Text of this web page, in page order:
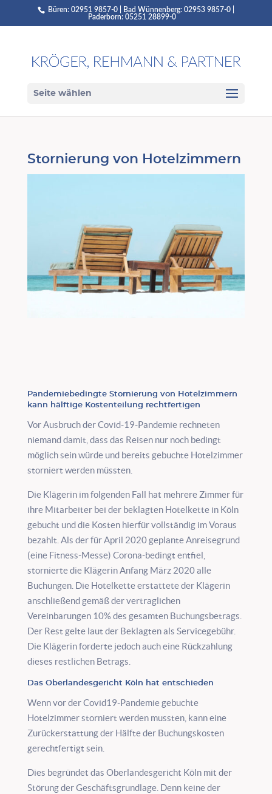
Büren: 02951 9857-0 | Bad Wünnenberg: 02953 9857-0 |
Paderborn: 05251 28899-0
Seite wählen
Stornierung von Hotelzimmern
Pandemiebedingte Stornierung von Hotelzimmern
kann hälftige Kostenteilung rechtfertigen
Vor Ausbruch der Covid-19-Pandemie rechneten
niemand damit, dass das Reisen nur noch bedingt
möglich sein würde und bereits gebuchte Hotelzimmer
storniert werden müssten.
Die Klägerin im folgenden Fall hat mehrere Zimmer für
ihre Mitarbeiter bei der beklagten Hotelkette in Köln
gebucht und die Kosten hierfür vollständig im Voraus
bezahlt. Als der für April 2020 geplante Anreisegrund
(eine Fitness-Messe) Corona-bedingt entfiel,
stornierte die Klägerin Anfang März 2020 alle
Buchungen. Die Hotelkette erstattete der Klägerin
anschließend gemäß der vertraglichen
Vereinbarungen 10% des gesamten Buchungsbetrags.
Der Rest gelte laut der Beklagten als Servicegebühr.
Die Klägerin forderte jedoch auch eine Rückzahlung
dieses restlichen Betrags.
Das Oberlandesgericht Köln hat entschieden
Wenn vor der Covid19-Pandemie gebuchte
Hotelzimmer storniert werden mussten, kann eine
Zurückerstattung der Hälfte der Buchungskosten
gerechtfertigt sein.
Dies begründet das Oberlandesgericht Köln mit der
Störung der Geschäftsgrundlage. Denn keine der